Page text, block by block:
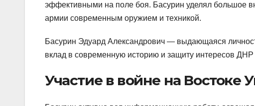
эффективными на поле боя. Басурин уделял большое
армии современным оружием и техникой.
Басурин Эдуард Александрович — выдающаяся
вклад в современную историю и защиту интересов
Участие в войне на Востоке